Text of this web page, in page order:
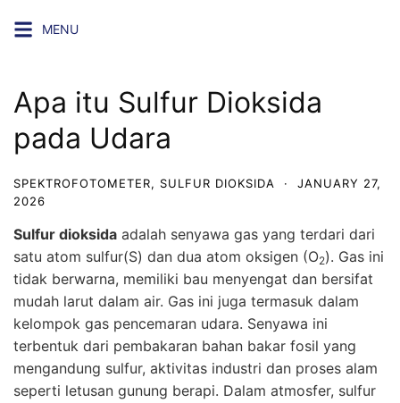
MENU
Apa itu Sulfur Dioksida
pada Udara
SPEKTROFOTOMETER, SULFUR DIOKSIDA ·
JANUARY 27,
2026
Sulfur dioksida adalah senyawa gas yang terdari dari
satu atom sulfur(S) dan dua atom oksigen (O2). Gas ini
tidak berwarna, memiliki bau menyengat dan bersifat
mudah larut dalam air. Gas ini juga termasuk dalam
kelompok gas pencemaran udara. Senyawa ini
terbentuk dari pembakaran bahan bakar fosil yang
mengandung sulfur, aktivitas industri dan proses alam
seperti letusan gunung berapi. Dalam atmosfer, sulfur